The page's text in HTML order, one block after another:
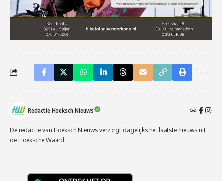
Redactie Hoeksch Nieuws
De redactie van Hoeksch Nieuws verzorgt dagelijks het laatste nieuws uit
de Hoeksche Waard.